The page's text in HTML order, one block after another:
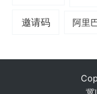
邀请码 阿里